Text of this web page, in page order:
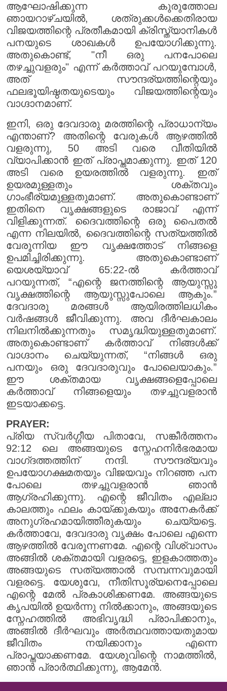
ആഘോഷിക്കുന്ന കുരുത്തോല
ഞായറാഴ്ചയിൽ, ശത്രുക്കൾക്കെതിരായ
വിജയത്തിന്റെ പ്രതീകമായി ക്രിസ്ത്യാനികൾ
പനയുടെ ശാഖകൾ ഉപയോഗിക്കുന്നു.
അതുകൊണ്ട്, "നീ ഒരു പനപോലെ
തഴച്ചുവളരും" എന്ന് കർത്താവ് പറയുമ്പോൾ,
അത് സൗന്ദര്യത്തിന്റെയും
ഫലഭൂയിഷ്ഠതയുടെയും വിജയത്തിന്റെയും
വാഗ്ദാനമാണ്.
ഇനി, ഒരു ദേവദാരു മരത്തിന്റെ പ്രാധാന്യം
എന്താണ്? അതിന്റെ വേരുകൾ ആഴത്തിൽ
വളരുന്നു, 50 അടി വരെ വീതിയിൽ
വ്യാപിക്കാൻ ഇത് പ്രാപ്തമാക്കുന്നു. ഇത് 120
അടി വരെ ഉയരത്തിൽ വളരുന്നു. ഇത്
ഉയരമുള്ളതും ശക്തവും
ഗാംഭീര്യമുള്ളതുമാണ്. അതുകൊണ്ടാണ്
ഇതിനെ വൃക്ഷങ്ങളുടെ രാജാവ് എന്ന്
വിളിക്കുന്നത്. ദൈവത്തിന്റെ ഒരു പൈതൽ
എന്ന നിലയിൽ, ദൈവത്തിന്റെ സത്യത്തിൽ
വേരൂന്നിയ ഈ വൃക്ഷത്തോട് നിങ്ങളെ
ഉപമിച്ചിരിക്കുന്നു. അതുകൊണ്ടാണ്
യെശയ്യാവ് 65:22-ൽ കർത്താവ്
പറയുന്നത്, “എന്റെ ജനത്തിന്റെ ആയുസ്സു
വൃക്ഷത്തിന്റെ ആയുസ്സുപോലെ ആകും.”
ദേവദാരു മരങ്ങൾ ആയിരത്തിലധികം
വർഷങ്ങൾ ജീവിക്കുന്നു. അവ ദീർഘകാലം
നിലനിൽക്കുന്നതും സമൃദ്ധിയുള്ളതുമാണ്.
അതുകൊണ്ടാണ് കർത്താവ് നിങ്ങൾക്ക്
വാഗ്ദാനം ചെയ്യുന്നത്, “നിങ്ങൾ ഒരു
പനയും ഒരു ദേവദാരുവും പോലെയാകും.”
ഈ ശക്തമായ വൃക്ഷങ്ങളെപ്പോലെ
കർത്താവ് നിങ്ങളെയും തഴച്ചുവളരാൻ
ഇടയാക്കട്ടെ.
PRAYER:
പ്രിയ സ്വർഗ്ഗീയ പിതാവേ, സങ്കീർത്തനം
92:12 ലെ അങ്ങയുടെ സ്നേഹനിർഭരമായ
വാഗ്‌ദത്തത്തിന് നന്ദി. സൗന്ദര്യവും
ഉപയോഗക്ഷമതയും വിജയവും നിറഞ്ഞ പന
പോലെ തഴച്ചുവളരാൻ ഞാൻ
ആഗ്രഹിക്കുന്നു. എന്റെ ജീവിതം എല്ലാ
കാലത്തും ഫലം കായ്ക്കുകയും അനേകർക്ക്
അനുഗ്രഹമായിത്തീരുകയും ചെയ്യട്ടെ.
കർത്താവേ, ദേവദാരു വൃക്ഷം പോലെ എന്നെ
ആഴത്തിൽ വേരൂന്നണമേ. എന്റെ വിശ്വാസം
അങ്ങിൽ ശക്തമായി വളരട്ടെ, ഇളകാത്തതും
അങ്ങയുടെ സത്യത്താൽ സമ്പന്നവുമായി
വളരട്ടെ. യേശുവേ, നീതിസൂര്യനെപ്പോലെ
എന്റെ മേൽ പ്രകാശിക്കണമേ. അങ്ങയുടെ
കൃപയിൽ ഉയർന്നു നിൽക്കാനും, അങ്ങയുടെ
സ്നേഹത്തിൽ അഭിവൃദ്ധി പ്രാപിക്കാനും,
അങ്ങിൽ ദീർഘവും അർത്ഥവത്തായതുമായ
ജീവിതം നയിക്കാനും എന്നെ
പ്രാപ്തയാക്കണമേ. യേശുവിന്റെ നാമത്തിൽ,
ഞാൻ പ്രാർത്ഥിക്കുന്നു, ആമേൻ.